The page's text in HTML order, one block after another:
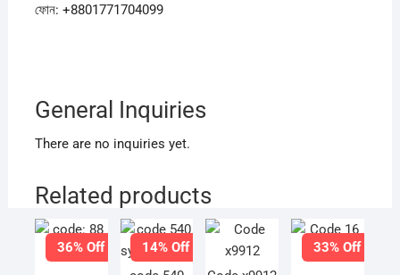
ফোন: +8801771704099
General Inquiries
There are no inquiries yet.
Related products
36% Off
code: 88
14% Off
33% Off
Code 16